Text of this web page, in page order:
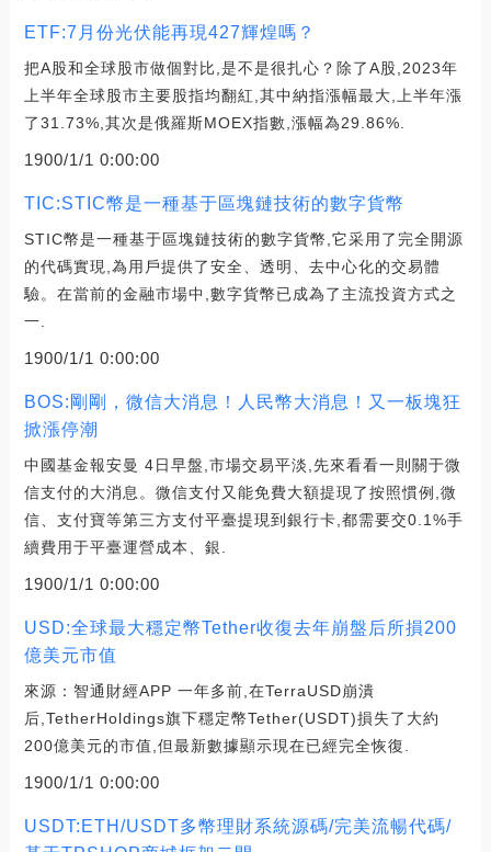
ETF:7月份光伏能再現427輝煌嗎？
把A股和全球股市做個對比,是不是很扎心？除了A股,2023年
上半年全球股市主要股指均翻紅,其中納指漲幅最大,上半年漲
了31.73%,其次是俄羅斯MOEX指數,漲幅為29.86%.
1900/1/1 0:00:00
TIC:STIC幣是一種基于區塊鏈技術的數字貨幣
STIC幣是一種基于區塊鏈技術的數字貨幣,它采用了完全開源
的代碼實現,為用戶提供了安全、透明、去中心化的交易體
驗。在當前的金融市場中,數字貨幣已成為了主流投資方式之
一.
1900/1/1 0:00:00
BOS:剛剛，微信大消息！人民幣大消息！又一板塊狂
掀漲停潮
中國基金報安曼 4日早盤,市場交易平淡,先來看看一則關于微
信支付的大消息。微信支付又能免費大額提現了按照慣例,微
信、支付寶等第三方支付平臺提現到銀行卡,都需要交0.1%手
續費用于平臺運營成本、銀.
1900/1/1 0:00:00
USD:全球最大穩定幣Tether收復去年崩盤后所損200
億美元市值
來源：智通財經APP 一年多前,在TerraUSD崩潰
后,TetherHoldings旗下穩定幣Tether(USDT)損失了大約
200億美元的市值,但最新數據顯示現在已經完全恢復.
1900/1/1 0:00:00
USDT:ETH/USDT多幣理財系統源碼/完美流暢代碼/